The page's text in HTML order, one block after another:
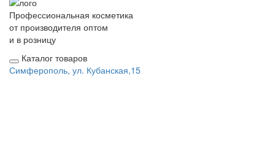
Профессиональная косметика
от производителя оптом
и в розницу
Каталог товаров
Симферополь, ул. Кубанская,15